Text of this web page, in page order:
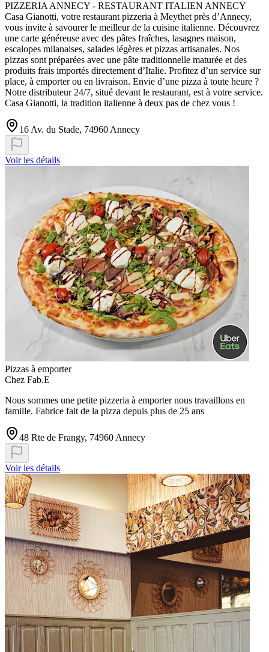
PIZZERIA ANNECY - RESTAURANT ITALIEN ANNECY
Casa Gianotti, votre restaurant pizzeria à Meythet près d’Annecy,
vous invite à savourer le meilleur de la cuisine italienne. Découvrez
une carte généreuse avec des pâtes fraîches, lasagnes maison,
escalopes milanaises, salades légères et pizzas artisanales. Nos
pizzas sont préparées avec une pâte traditionnelle maturée et des
produits frais importés directement d’Italie. Profitez d’un service sur
place, à emporter ou en livraison. Envie d’une pizza à toute heure ?
Notre distributeur 24/7, situé devant le restaurant, est à votre service.
Casa Gianotti, la tradition italienne à deux pas de chez vous !
16 Av. du Stade, 74960 Annecy
Voir les détails
Pizzas à emporter
Chez Fab.E
Nous sommes une petite pizzeria à emporter nous travaillons en
famille. Fabrice fait de la pizza depuis plus de 25 ans
48 Rte de Frangy, 74960 Annecy
Voir les détails